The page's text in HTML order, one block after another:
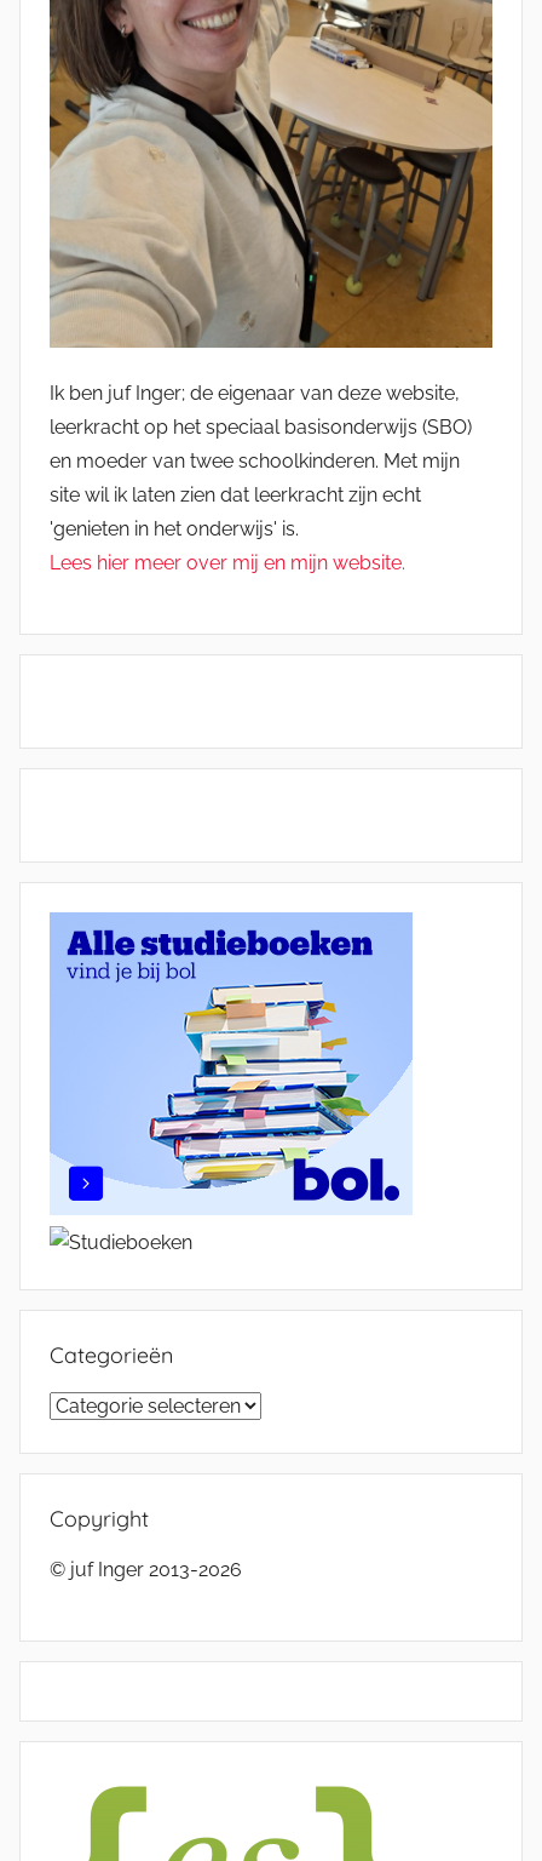
Ik ben juf Inger; de eigenaar van deze website,
leerkracht op het speciaal basisonderwijs (SBO)
en moeder van twee schoolkinderen. Met mijn
site wil ik laten zien dat leerkracht zijn echt
'genieten in het onderwijs' is.
Lees hier meer over mij en mijn website.
Categorieën
Categorieën
Copyright
© juf Inger 2013-2026